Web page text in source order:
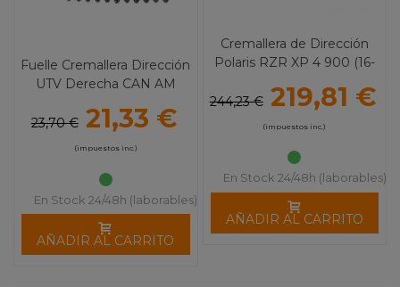
Fuelle Cremallera Dirección
UTV Derecha CAN AM
23,70 € 21,33 €
(impuestos inc.)
En Stock 24/48h (laborables)
AÑADIR AL CARRITO
Cremallera de Dirección
Polaris RZR XP 4 900 (16-
244,23 € 219,81 €
(impuestos inc.)
En Stock 24/48h (laborables)
AÑADIR AL CARRITO